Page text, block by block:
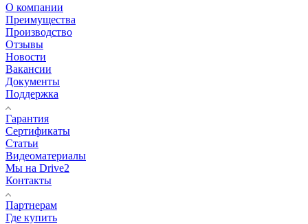
О компании
Преимущества
Производство
Отзывы
Новости
Вакансии
Документы
Поддержка
Гарантия
Сертификаты
Статьи
Видеоматериалы
Мы на Drive2
Контакты
Партнерам
Где купить